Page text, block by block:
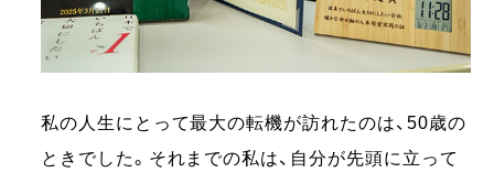
私の人生にとって最⼤の転機が訪れたのは、50歳の
ときでした。それまでの私は、⾃分が先頭に⽴って